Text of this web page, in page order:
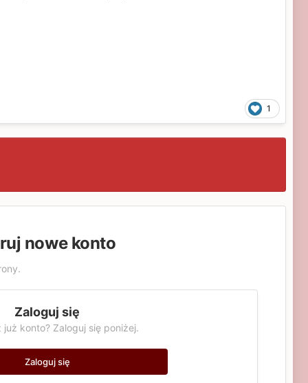
1
nowe konto
Zaloguj się
już konto? Zaloguj się poniżej.
Zaloguj się